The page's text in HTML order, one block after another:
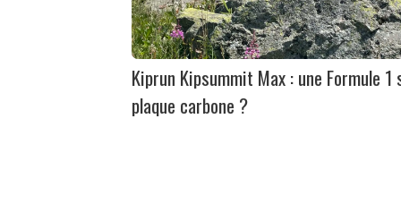
Kiprun Kipsummit Max : une Formule 1
plaque carbone ?